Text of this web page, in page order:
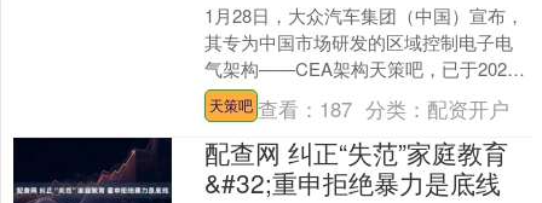
1月28日，大众汽车集团（中国）宣布，
其专为中国市场研发的区域控制电子电
气架构——CEA架构天策吧，已于2025
年底正式交付。首款搭载该架构的大众
品牌车型ID.....
天策吧 查看： 187 分类： 配资开户
配查网 纠正“失范”家庭教育
&#32;重申拒绝暴力是底线